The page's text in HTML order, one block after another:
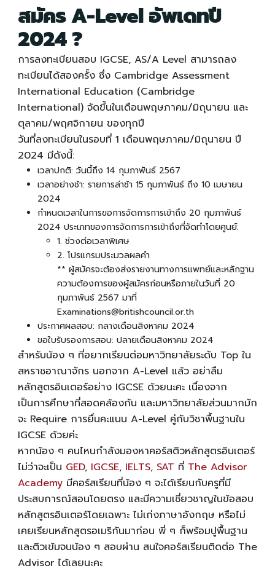
สมัครA-Level อัพเดทปี
2024?
การลงทะเบียนสอบ IGCSE, AS/A Level สามารถลง
ทะเบียนได้สองครั้ง ซึ่ง Cambridge Assessment
International Education (Cambridge
International) จัดขึ้นในเดือนพฤษภาคม/มิถุนายน และ
ตุลาคม/พฤศจิกายน ของทุกปี
วันที่ลงทะเบียนในรอบที่ 1 เดือนพฤษภาคม/มิถุนายน ปี
2024 มีดังนี้:
เวลาปกติ: วันนี้ถึง 14 กุมภาพันธ์ 2567
เวลาอย่างช้า: รายการล่าช้า 15 กุมภาพันธ์ ถึง 10 เมษายน
2024
กำหนดเวลาในการขอการจัดการการเข้าถึง 20 กุมภาพันธ์
2024 ประเภทของการจัดการการเข้าถึงที่จัดทำโดยศูนย์:
1. ช่วงต่อเวลาพิเศษ
2. โปรแกรมประมวลผลคำ
** ผู้สมัครจะต้องส่งรายงานทางการแพทย์และหลักฐาน
ความต้องการของผู้สมัครก่อนหรือภายในวันที่ 20
กุมภาพันธ์ 2567 มาที่
Examinations@britishcouncil.or.th
ประกาศผลสอบ: กลางเดือนสิงหาคม 2024
ขอใบรับรองการสอบ: ปลายเดือนสิงหาคม 2024
สำหรับน้อง ๆ ที่อยากเรียนต่อมหาวิทยาลัยระดับ Top ใน
สหราชอาณาจักร นอกจาก A-Level แล้ว อย่าลืม
หลักสูตรอินเตอร์อย่าง IGCSE ด้วยนะคะ เนื่องจาก
เป็นการศึกษาที่สอดคล้องกัน และมหาวิทยาลัยส่วนมากมัก
จะ Require การยื่นคะแนน A-Level คู่กับวิชาพื้นฐานใน
IGCSE ด้วยค่ะ
หากน้อง ๆ คนไหนกำลังมองหาคอร์สติวหลักสูตรอินเตอร์
ไม่ว่าจะเป็น GED, IGCSE, IELTS, SAT ที่ The Advisor
Academyมีคอร์สเรียนที่น้อง ๆ จะได้เรียนกับครูที่มี
ประสบการณ์สอนโดยตรง และมีความเชี่ยวชาญในข้อสอบ
หลักสูตรอินเตอร์โดยเฉพาะ ไม่เก่งภาษาอังกฤษ หรือไม่
เคยเรียนหลักสูตรอเมริกันมาก่อน พี่ ๆ ก็พร้อมปูพื้นฐาน
และติวเข้มจนน้อง ๆ สอบผ่าน สนใจคอร์สเรียนติดต่อ The
Advisor ได้เลยนะคะ